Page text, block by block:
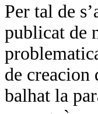
Per tal de
publicat de
de creacion
balhat la